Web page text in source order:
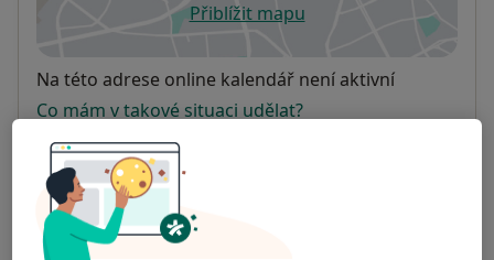
Přiblížit mapuse otevře v nové záložce
Dostupnost
Na této adrese online kalendář není aktivní
Co mám v takové situaci udělat?
Způsoby platby (soukromé návštěvy)
Na teto adrese lékař přijímá pacienty na pojišťovnu
Detaily